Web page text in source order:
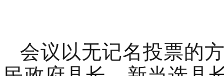
会议以无记名投票的